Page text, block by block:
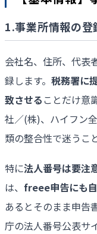
1.事業所情報の登
会社名、住所、代表
録します。 税務署に
致させる ことだけ意
社／(株)、ハイフン
類の整合性で迷うこ
特に法人番号は要注
は、 freee申告にも
あるとそのまま申告
庁の法人番号公表サ